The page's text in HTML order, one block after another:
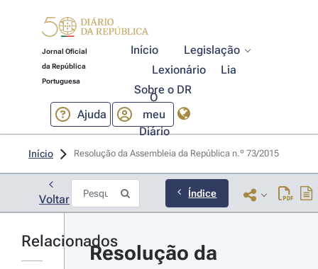
Jornal Oficial
da República
Portuguesa
Início
Legislação
Lexionário
Lia
Sobre o DR
Ajuda
O
meu
Diário
Início Resolução da Assembleia da República n.º 73/2015
Voltar Índice
Relacionados
Resolução da